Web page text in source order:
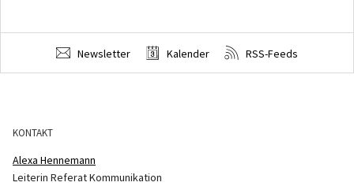
Newsletter Kalender RSS-Feeds
KONTAKT
Alexa Hennemann
Leiterin Referat Kommunikation